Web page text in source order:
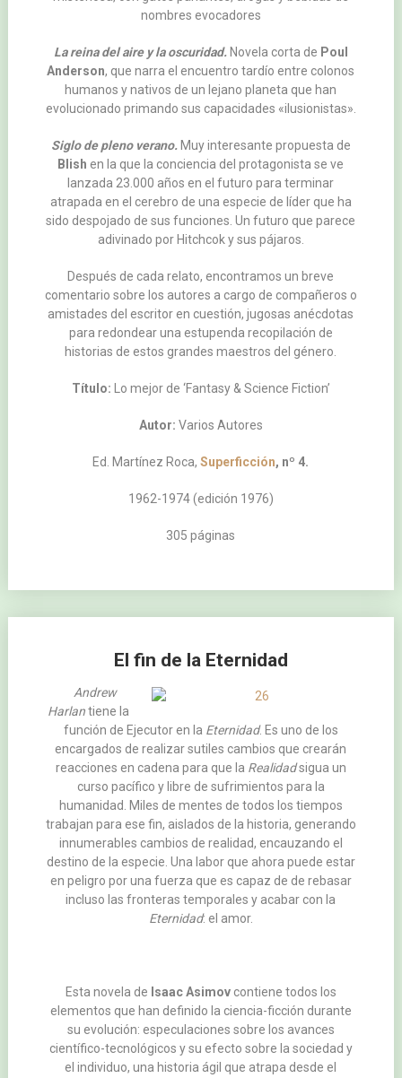
nombres evocadores
La reina del aire y la oscuridad.Novela corta de Poul
Anderson, que narra el encuentro tardío entre colonos
humanos y nativos de un lejano planeta que han
evolucionado primando sus capacidades «ilusionistas».
Siglo de pleno verano. Muy interesante propuesta de
Blish en la que la conciencia del protagonista se ve
lanzada 23.000 años en el futuro para terminar
atrapada en el cerebro de una especie de líder que ha
sido despojado de sus funciones. Un futuro que parece
adivinado por Hitchcok y sus pájaros.
Después de cada relato, encontramos un breve
comentario sobre los autores a cargo de compañeros o
amistades del escritor en cuestión, jugosas anécdotas
para redondear una estupenda recopilación de
historias de estos grandes maestros del género.
Título: Lo mejor de ‘Fantasy & Science Fiction’
Autor: Varios Autores
Ed. Martínez Roca,Superficción, nº 4.
1962-1974 (edición 1976)
305 páginas
El fin de la Eternidad
Andrew
Harlantiene la
función de Ejecutor en la Eternidad. Es uno de los
encargados de realizar sutiles cambios que crearán
reacciones en cadena para que la Realidadsigua un
curso pacífico y libre de sufrimientos para la
humanidad. Miles de mentes de todos los tiempos
trabajan para ese fin, aislados de la historia, generando
innumerables cambios de realidad, encauzando el
destino de la especie. Una labor que ahora puede estar
en peligro por una fuerza que es capaz de de rebasar
incluso las fronteras temporales y acabar con la
Eternidad: el amor.
Esta novela de Isaac Asimovcontiene todos los
elementos que han definido la ciencia-ficción durante
su evolución: especulaciones sobre los avances
científico-tecnológicos y su efecto sobre la sociedad y
el individuo, una historia ágil que atrapa desde el